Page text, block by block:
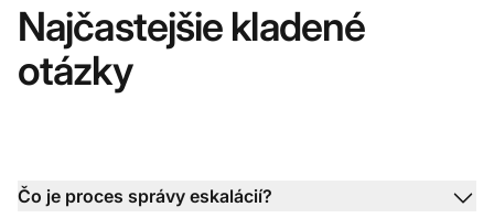
Najčastejšie kladené
otázky
Čo je proces správy eskalácií?